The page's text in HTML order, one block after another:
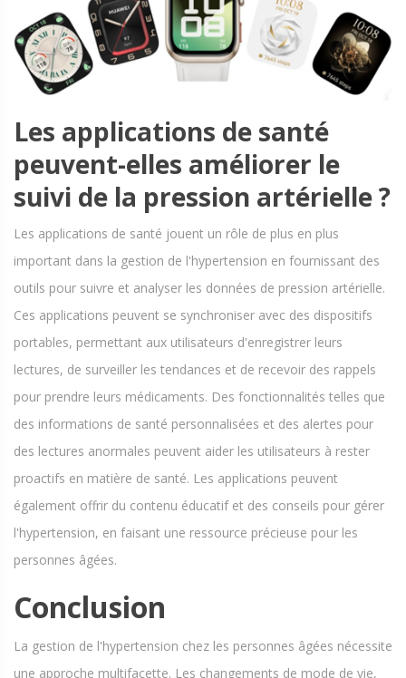
Les applications de santé
peuvent-elles améliorer le
suivi de la pression artérielle ?
Les applications de santé jouent un rôle de plus en plus
important dans la gestion de l'hypertension en fournissant des
outils pour suivre et analyser les données de pression artérielle.
Ces applications peuvent se synchroniser avec des dispositifs
portables, permettant aux utilisateurs d'enregistrer leurs
lectures, de surveiller les tendances et de recevoir des rappels
pour prendre leurs médicaments. Des fonctionnalités telles que
des informations de santé personnalisées et des alertes pour
des lectures anormales peuvent aider les utilisateurs à rester
proactifs en matière de santé. Les applications peuvent
également offrir du contenu éducatif et des conseils pour gérer
l'hypertension, en faisant une ressource précieuse pour les
personnes âgées.
Conclusion
La gestion de l'hypertension chez les personnes âgées nécessite
une approche multifacette. Les changements de mode de vie,